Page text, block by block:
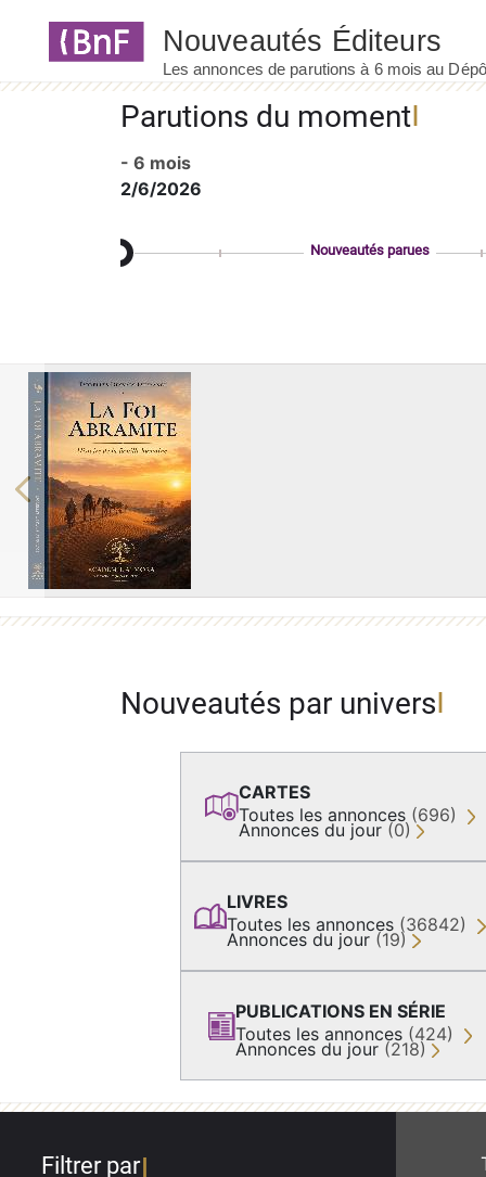
Parutions du moment
- 6 mois
2/6/2026
Nouveautés parues
Previous
Nouveautés par univers
CARTES
Toutes les annonces (696)
Annonces du jour (0)
LIVRES
Toutes les annonces (36842)
Annonces du jour (19)
PUBLICATIONS EN SÉRIE
Toutes les annonces (424)
Annonces du jour (218)
Filtrer par